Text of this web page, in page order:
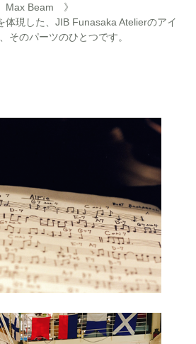
Beam 》
体現した、JIB Funasaka Atelierのアイ
そのパーツのひとつです。